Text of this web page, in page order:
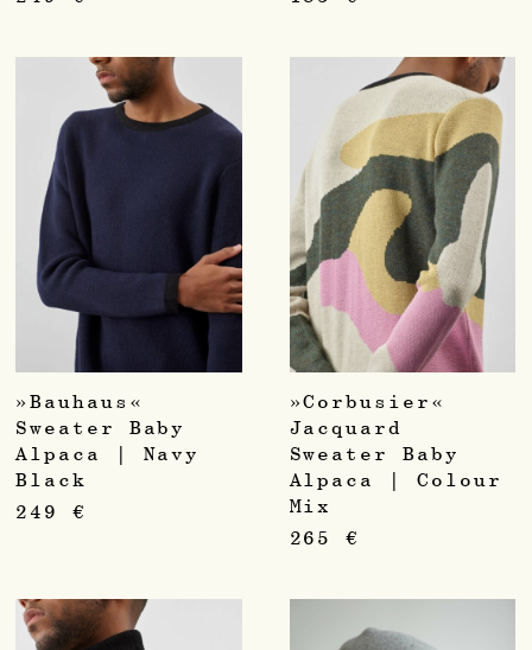
»Bauhaus«
Sweater Baby
Alpaca | Navy
Black
249 €
»Corbusier«
Jacquard
Sweater Baby
Alpaca | Colour
Mix
265€